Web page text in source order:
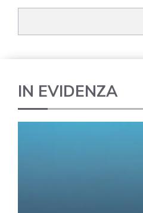
IN EVIDENZA